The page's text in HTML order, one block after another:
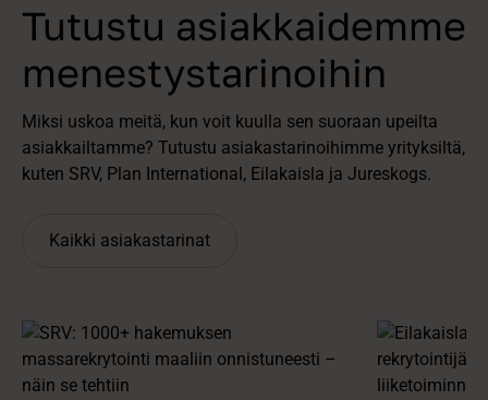
Tutustu asiakkaidemme
menestystarinoihin
Miksi uskoa meitä, kun voit kuulla sen suoraan upeilta
asiakkailtamme? Tutustu asiakastarinoihimme yrityksiltä,
kuten SRV, Plan International, Eilakaisla ja Jureskogs.
Kaikki asiakastarinat